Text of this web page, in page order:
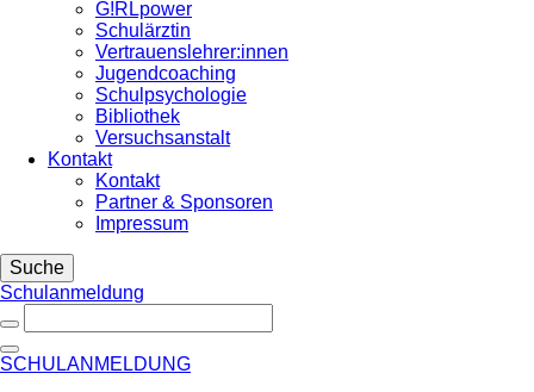
G!RLpower
Schulärztin
Vertrauenslehrer:innen
Jugendcoaching
Schulpsychologie
Bibliothek
Versuchsanstalt
Kontakt
Kontakt
Partner & Sponsoren
Impressum
Suche
Schulanmeldung
SCHULANMELDUNG